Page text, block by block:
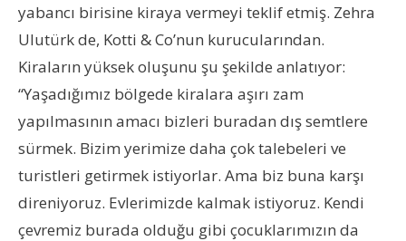
yabancı birisine kiraya vermeyi teklif etmiş. Zehra
Ulutürk de, Kotti & Co’nun kurucularından.
Kiraların yüksek oluşunu şu şekilde anlatıyor:
“Yaşadığımız bölgede kiralara aşırı zam
yapılmasının amacı bizleri buradan dış semtlere
sürmek. Bizim yerimize daha çok talebeleri ve
turistleri getirmek istiyorlar. Ama biz buna karşı
direniyoruz. Evlerimizde kalmak istiyoruz. Kendi
çevremiz burada olduğu gibi çocuklarımızın da